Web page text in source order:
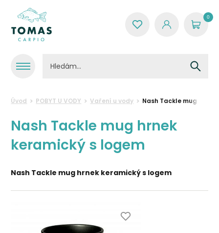
0
Úvod POBYT U VODY Vaření u vody Nash Tackle mug
Nash Tackle mug hrnek
keramický s logem
Nash Tackle mug hrnek keramický s logem